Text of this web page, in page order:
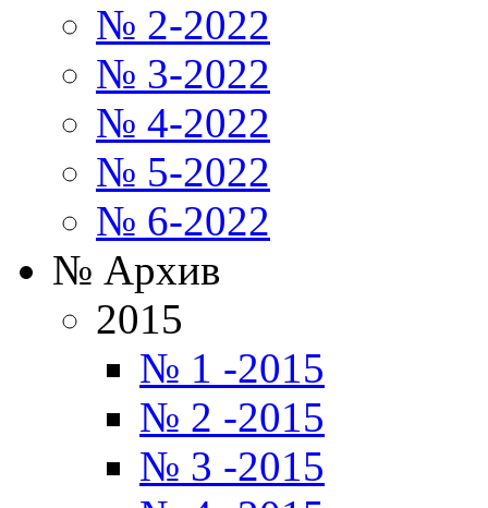
№ 2-2022
№ 3-2022
№ 4-2022
№ 5-2022
№ 6-2022
№ Архив
2015
№ 1 -2015
№ 2 -2015
№ 3 -2015